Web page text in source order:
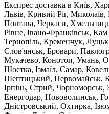
Експрес доставка в Київ,
Львів, Кривий Ріг,
Полтава, Черкаси,
Рівне, Івано-Франківськ,
Тернопіль, Кременчук,
Слов'янськ, Бровари,
Мукачево, Конотоп, Умань,
Шостка, Ізмаїл, Самар,
Шептицький, Первомайськ,
Ірпінь, Стрий, Чорноморськ,
Енергодар, Нововолинськ,
Дністровський, Охтирка,